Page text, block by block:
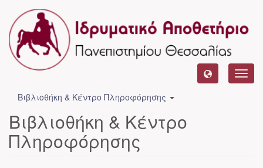
Βιβλιοθήκη & Κέντρο Πληροφόρησης
Βιβλιοθήκη & Κέντρο
Πληροφόρησης